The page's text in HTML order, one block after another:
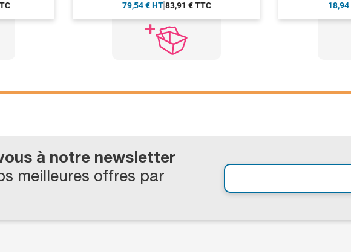
79,54 € HT 83,91 € TTC 18,94
à notre newsletter
meilleures offres par